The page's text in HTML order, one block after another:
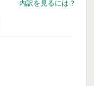
内訳を見るには？